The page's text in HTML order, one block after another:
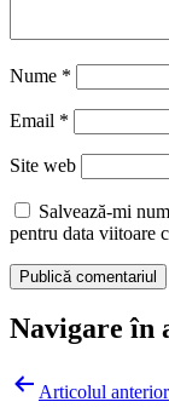
Nume *
Email *
Site web
Salvează-mi
pentru data viitoare
Navigare în
Articolul anterior